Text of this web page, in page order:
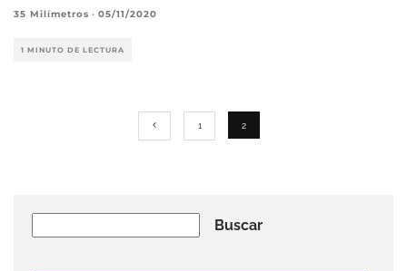
35 Milímetros · 05/11/2020
1 MINUTO DE LECTURA
1 2
Buscar